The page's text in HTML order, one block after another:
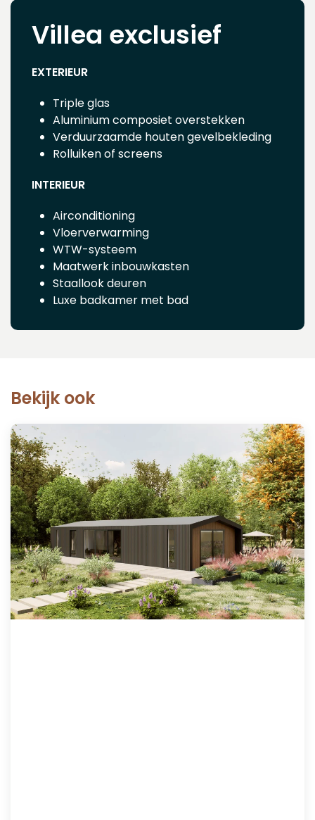
Villea exclusief
EXTERIEUR
Triple glas
Aluminium composiet overstekken
Verduurzaamde houten gevelbekleding
Rolluiken of screens
INTERIEUR
Airconditioning
Vloerverwarming
WTW-systeem
Maatwerk inbouwkasten
Staallook deuren
Luxe badkamer met bad
Bekijk ook